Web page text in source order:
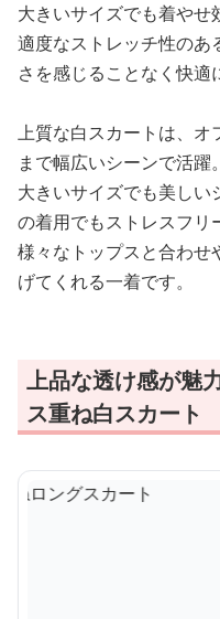
大きいサイズでも着やせ
適度なストレッチ性のあ
さを感じることなく快適
上質な白スカートは、オ
まで幅広いシーンで活躍。
大きいサイズでも美しい
の着用でもストレスフリ
様々なトップスと合わせ
げてくれる一着です。
上品な透け感が魅
ス重ね白スカート